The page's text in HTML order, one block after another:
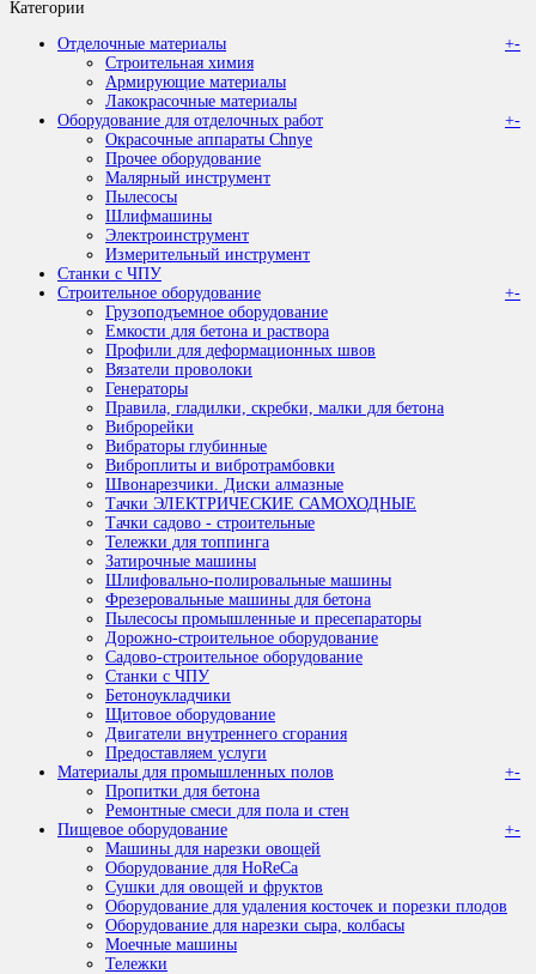
Категории
Отделочные материалы
+-
Строительная химия
Армирующие материалы
Лакокрасочные материалы
Оборудование для отделочных работ
+-
Окрасочные аппараты Chnye
Прочее оборудование
Малярный инструмент
Пылесосы
Шлифмашины
Электроинструмент
Измерительный инструмент
Станки с ЧПУ
Строительное оборудование
+-
Грузоподъемное оборудование
Емкости для бетона и раствора
Профили для деформационных швов
Вязатели проволоки
Генераторы
Правила, гладилки, скребки, малки для бетона
Виброрейки
Вибраторы глубинные
Виброплиты и вибротрамбовки
Швонарезчики. Диски алмазные
Тачки ЭЛЕКТРИЧЕСКИЕ САМОХОДНЫЕ
Тачки садово - строительные
Тележки для топпинга
Затирочные машины
Шлифовально-полировальные машины
Фрезеровальные машины для бетона
Пылесосы промышленные и пресепараторы
Дорожно-строительное оборудование
Садово-строительное оборудование
Станки с ЧПУ
Бетоноукладчики
Щитовое оборудование
Двигатели внутреннего сгорания
Предоставляем услуги
Материалы для промышленных полов
+-
Пропитки для бетона
Ремонтные смеси для пола и стен
Пищевое оборудование
+-
Машины для нарезки овощей
Оборудование для HoReCa
Сушки для овощей и фруктов
Оборудование для удаления косточек и порезки плодов
Оборудование для нарезки сыра, колбасы
Моечные машины
Тележки